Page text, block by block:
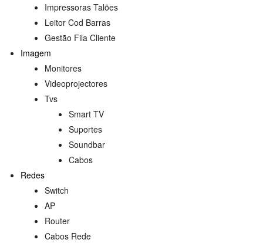
Impressoras Talões
Leitor Cod Barras
Gestão Fila Cliente
Imagem
Monitores
Videoprojectores
Tvs
Smart TV
Suportes
Soundbar
Cabos
Redes
Switch
AP
Router
Cabos Rede